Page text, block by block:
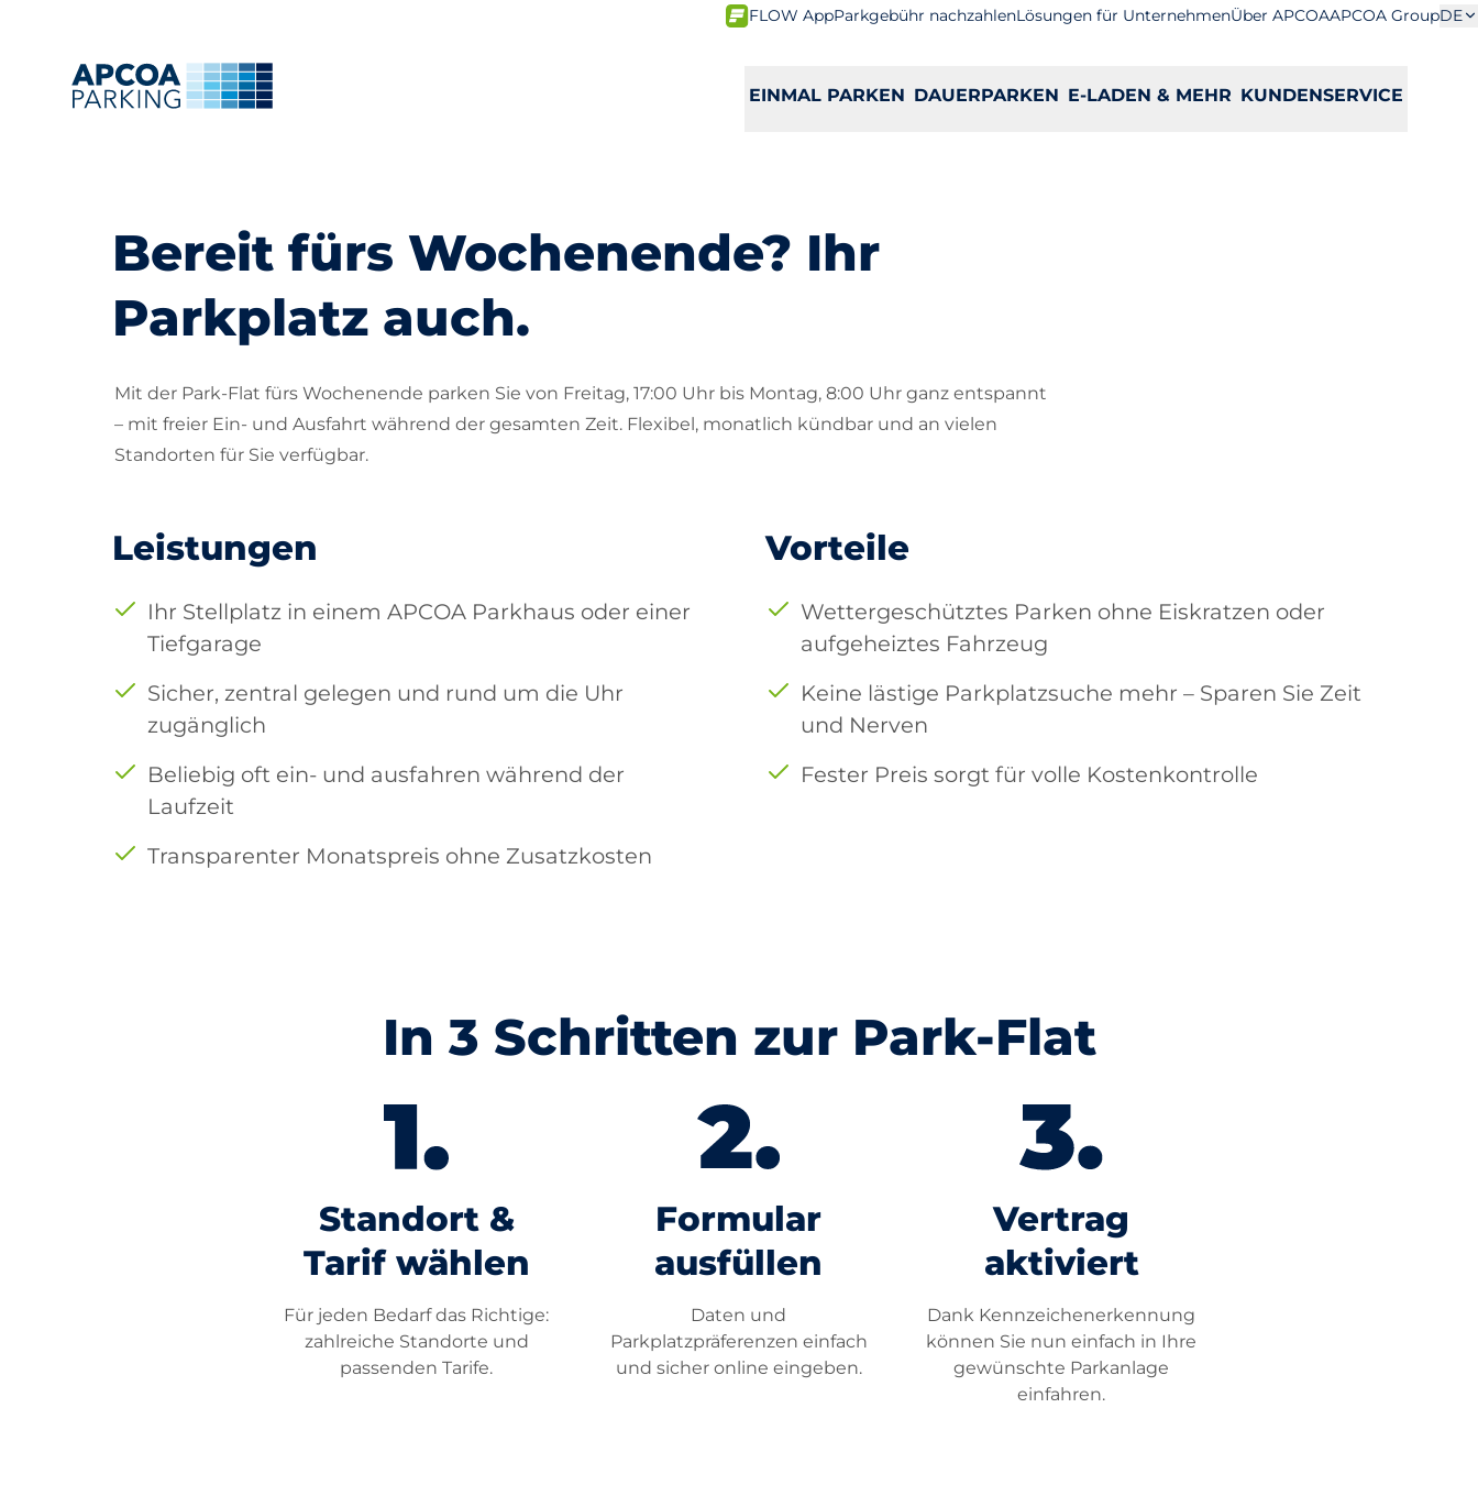
FLOW AppParkgebühr nachzahlenLösungen für UnternehmenÜber APCOAAPCOA GroupDE
EINMAL PARKEN DAUERPARKEN E-LADEN & MEHR KUNDENSERVICE
Bereit fürs Wochenende? Ihr
Parkplatz auch.
Mit der Park-Flat fürs Wochenende parken Sie von Freitag, 17:00 Uhr bis Montag, 8:00 Uhr ganz entspannt
– mit freier Ein- und Ausfahrt während der gesamten Zeit. Flexibel, monatlich kündbar und an vielen
Standorten für Sie verfügbar.
Leistungen
Ihr Stellplatz in einem APCOA Parkhaus oder einer
Tiefgarage
Sicher, zentral gelegen und rund um die Uhr
zugänglich
Beliebig oft ein- und ausfahren während der
Laufzeit
Transparenter Monatspreis ohne Zusatzkosten
Vorteile
Wettergeschütztes Parken ohne Eiskratzen oder
aufgeheiztes Fahrzeug
Keine lästige Parkplatzsuche mehr – Sparen Sie Zeit
und Nerven
Fester Preis sorgt für volle Kostenkontrolle
In 3 Schritten zur Park-Flat
Standort &
Tarif wählen
Für jeden Bedarf das Richtige:
zahlreiche Standorte und
passenden Tarife.
Formular
ausfüllen
Daten und
Parkplatzpräferenzen einfach
und sicher online eingeben.
Vertrag
aktiviert
Dank Kennzeichenerkennung
können Sie nun einfach in Ihre
gewünschte Parkanlage
einfahren.